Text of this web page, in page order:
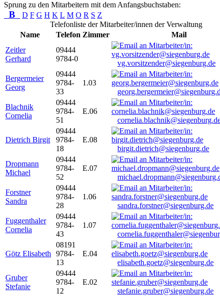
Sprung zu den Mitarbeitern mit dem Anfangsbuchstaben:
B D F G H K L M O R S Z
Telefonliste der Mitarbeiter/innen der Verwaltung
Name
Telefon Zimmer
Mail
Zeitler
Gerhard
09444
9784-0
vg.vorsitzender@siegenburg.de
Bergermeier
Georg
09444
9784-
33
1.03
Blachnik
Cornelia
09444
9784-
51
E.06
Dietrich Birgit
09444
9784-
18
E.08
birgit.dietrich@siegenburg.de
Dropmann
Michael
09444
9784-
52
E.07
Forstner
Sandra
09444
9784-
28
1.06
sandra.forstner@siegenburg.de
Fuggenthaler
Cornelia
09444
9784-
43
1.07
Götz Elisabeth
08191
9784-
13
E.04
elisabeth.goetz@siegenburg.de
Gruber
Stefanie
09444
9784-
12
E.02
stefanie.gruber@siegenburg.de